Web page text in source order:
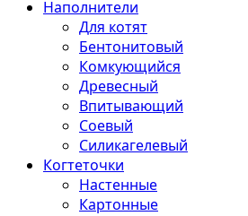
Наполнители
Для котят
Бентонитовый
Комкующийся
Древесный
Впитывающий
Соевый
Силикагелевый
Когтеточки
Настенные
Картонные